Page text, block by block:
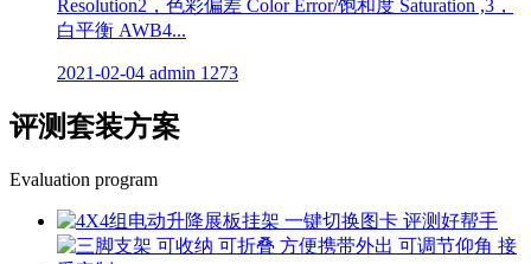
Resolution2，色彩偏差 Color Error/饱和度 Saturation ,3，
白平衡 AWB4...
2021-02-04 admin 1273
评测套装方案
Evaluation program